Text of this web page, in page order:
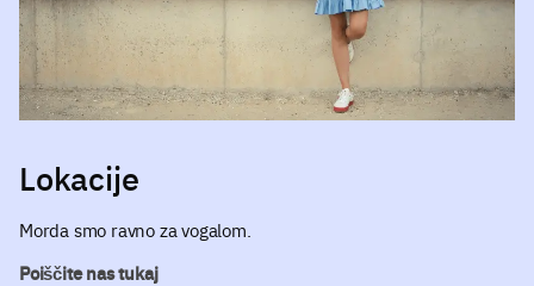
Lokacije
Morda smo ravno za vogalom.
Poiščite nas tukaj